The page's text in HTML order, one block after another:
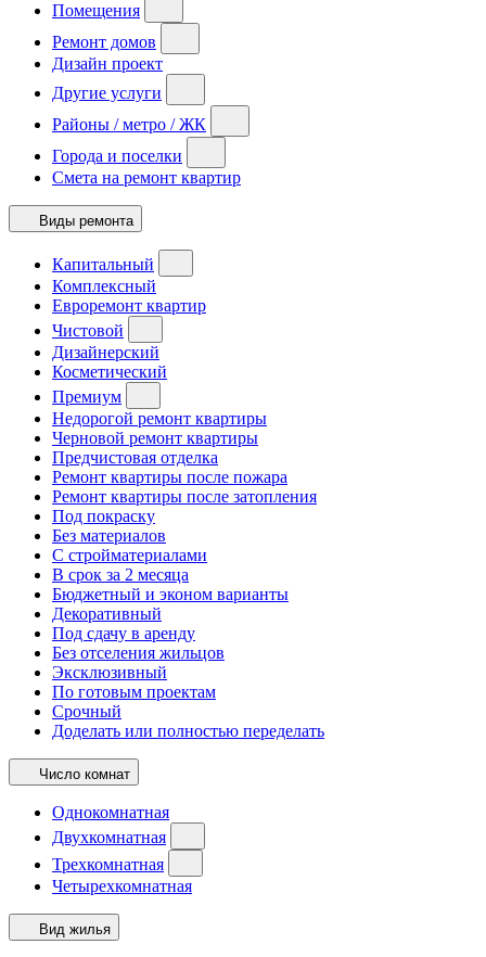
Помещения
Ремонт домов
Дизайн проект
Другие услуги
Районы / метро / ЖК
Города и поселки
Смета на ремонт квартир
Виды ремонта
Капитальный
Комплексный
Евроремонт квартир
Чистовой
Дизайнерский
Косметический
Премиум
Недорогой ремонт квартиры
Черновой ремонт квартиры
Предчистовая отделка
Ремонт квартиры после пожара
Ремонт квартиры после затопления
Под покраску
Без материалов
С стройматериалами
В срок за 2 месяца
Бюджетный и эконом варианты
Декоративный
Под сдачу в аренду
Без отселения жильцов
Эксклюзивный
По готовым проектам
Срочный
Доделать или полностью переделать
Число комнат
Однокомнатная
Двухкомнатная
Трехкомнатная
Четырехкомнатная
Вид жилья